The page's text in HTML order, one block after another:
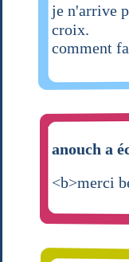
je n'arrive
croix.
comment
anouch a
<b>merci